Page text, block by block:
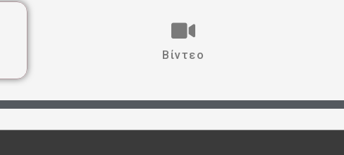
Βίντεο